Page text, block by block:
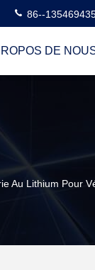
86--
DE
Au Lithium Pour